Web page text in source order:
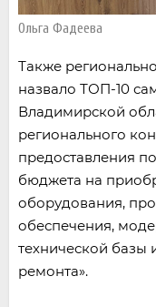
Ольга Фадеева
Также
назвало ТОП-10
Владимирской
регионального
предоставления
бюджета на
оборудования,
обеспечения,
технической базы
ремонта».